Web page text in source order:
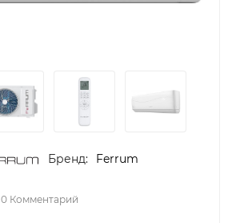
Бренд: Ferrum
0 Комментарий